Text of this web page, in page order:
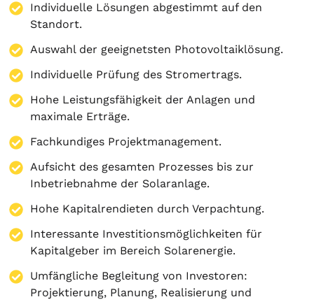
Individuelle Lösungen abgestimmt auf den
Standort.
Auswahl der geeignetsten Photovoltaiklösung.
Individuelle Prüfung des Stromertrags.
Hohe Leistungsfähigkeit der Anlagen und
maximale Erträge.
Fachkundiges Projektmanagement.
Aufsicht des gesamten Prozesses bis zur
Inbetriebnahme der Solaranlage.
Hohe Kapitalrendieten durch Verpachtung.
Interessante Investitionsmöglichkeiten für
Kapitalgeber im Bereich Solarenergie.
Umfängliche Begleitung von Investoren:
Projektierung, Planung, Realisierung und